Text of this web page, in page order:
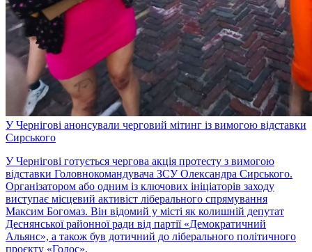
У Чернігові анонсували черговий мітинг із вимогою відставки
Сирського
У Чернігові готується чергова акція протесту з вимогою
відставки Головнокомандувача ЗСУ Олександра Сирського.
Організатором або одним із ключових ініціаторів заходу
виступає місцевий активіст ліберального спрямування
Максим Богомаз. Він відомий у місті як колишній депутат
Деснянської районної ради від партії «Демократичний
Альянс», а також був дотичний до ліберального політичного
проєкту «Голос».